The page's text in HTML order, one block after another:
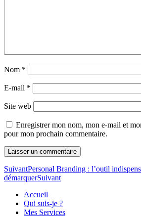
Nom *
E-mail *
Site web
Enregistrer mon nom, mon e-mail et
pour mon prochain commentaire.
SuivantPersonal Branding : l’outil
démarquerSuivant
Accueil
Qui suis-je ?
Mes Services